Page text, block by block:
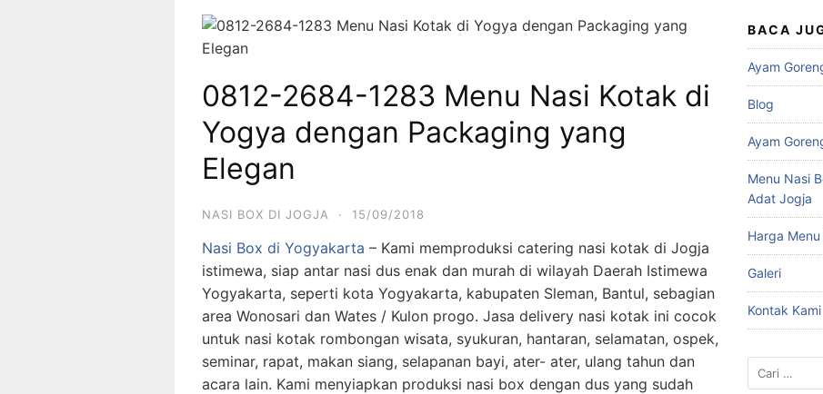
0812-2684-1283 Menu Nasi Kotak di
Yogya dengan Packaging yang
Elegan
NASI BOX DI JOGJA · 15/09/2018
Nasi Box di Yogyakarta – Kami memproduksi catering nasi kotak di Jogja
istimewa, siap antar nasi dus enak dan murah di wilayah Daerah Istimewa
Yogyakarta, seperti kota Yogyakarta, kabupaten Sleman, Bantul, sebagian
area Wonosari dan Wates / Kulon progo. Jasa delivery nasi kotak ini cocok
untuk nasi kotak rombongan wisata, syukuran, hantaran, selamatan, ospek,
seminar, rapat, makan siang, selapanan bayi, ater- ater, ulang tahun dan
acara lain. Kami menyiapkan produksi nasi box dengan dus yang sudah
BACA
Ayam
Blog
Ayam
Menu Nasi
Adat Jogja
Harga
Galeri
Kontak Kami
Cari
untuk: